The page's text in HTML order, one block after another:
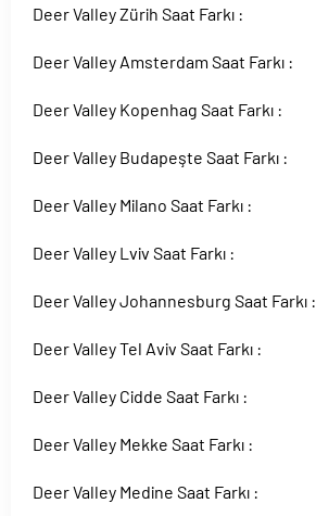
Deer Valley Zürih Saat Farkı :
Deer Valley Amsterdam Saat Farkı :
Deer Valley Kopenhag Saat Farkı :
Deer Valley Budapeşte Saat Farkı :
Deer Valley Milano Saat Farkı :
Deer Valley Lviv Saat Farkı :
Deer Valley Johannesburg Saat Farkı :
Deer Valley Tel Aviv Saat Farkı :
Deer Valley Cidde Saat Farkı :
Deer Valley Mekke Saat Farkı :
Deer Valley Medine Saat Farkı :